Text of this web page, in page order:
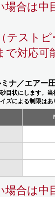
合は中
テストピ
で対応可
ミナ／エア
目状にします。
ズによる制限は
合は中